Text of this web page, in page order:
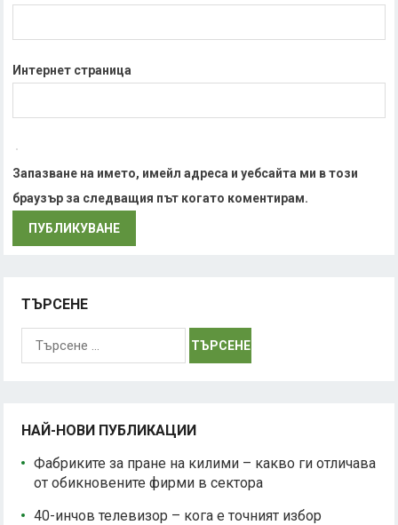
Интернет страница
Запазване на името, имейл адреса и уебсайта ми в този
браузър за следващия път когато коментирам.
ТЪРСЕНЕ
Търсене
НАЙ-НОВИ ПУБЛИКАЦИИ
Фабриките за пране на килими – какво ги отличава
от обикновените фирми в сектора
40-инчов телевизор – кога е точният избор